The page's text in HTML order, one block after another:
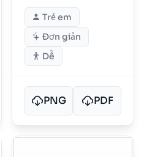
Trẻ em
Đơn giản
Dễ
PNG PDF